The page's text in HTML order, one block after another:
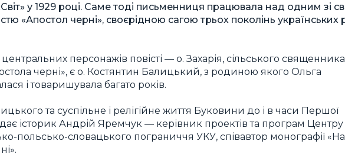
у 1929 році. Саме тоді письменниця працювала над одним зі
«Апостол черні», своєрідною сагою трьох поколінь українських
персонажів повісті — о. Захарія, сільського
черні», є о. Костянтин Балицький, з родиною якого Ольга
і товаришувала багато років.
та суспільне і релігійне життя Буковини до і в часи Першої
історик Андрій Яремчук — керівник проектів та програм Центру
польсько-словацького пограниччя УКУ, співавтор монографії